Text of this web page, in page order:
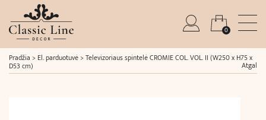
0
Pradžia > El. parduotuvė> Televizoriaus spintelė CROMIE COL. VOL. II (W250 x H75 x
D53 cm) Atgal